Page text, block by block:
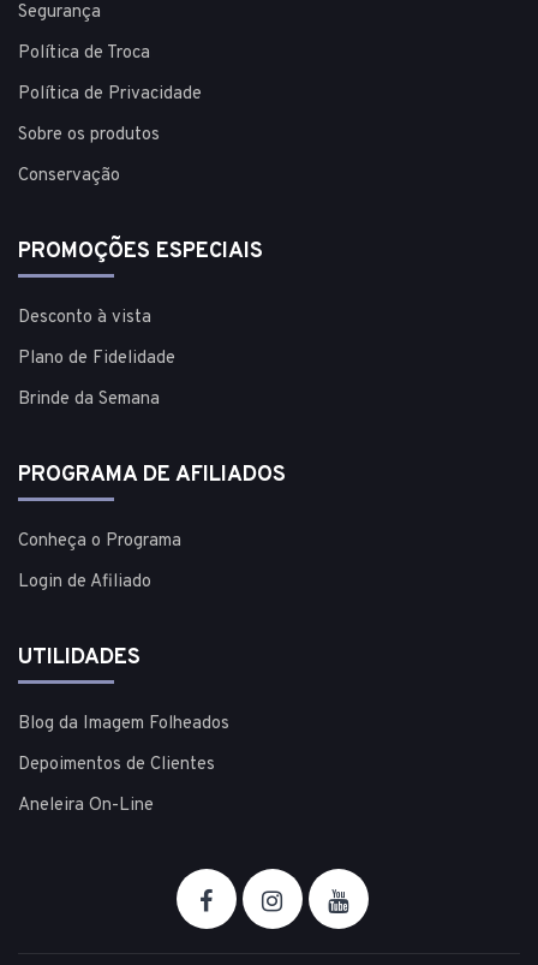
Segurança
Política de Troca
Política de Privacidade
Sobre os produtos
Conservação
PROMOÇÕES ESPECIAIS
Desconto à vista
Plano de Fidelidade
Brinde da Semana
PROGRAMA DE AFILIADOS
Conheça o Programa
Login de Afiliado
UTILIDADES
Blog da Imagem Folheados
Depoimentos de Clientes
Aneleira On-Line